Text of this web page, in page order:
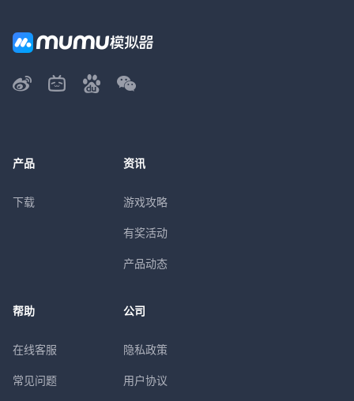
产品
下载
资讯
游戏攻略
有奖活动
产品动态
帮助
在线客服
常见问题
公司
隐私政策
用户协议